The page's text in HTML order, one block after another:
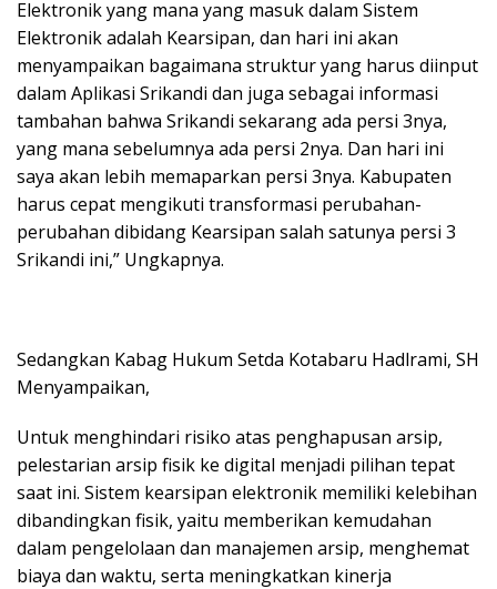
Elektronik yang mana yang masuk dalam Sistem
Elektronik adalah Kearsipan, dan hari ini akan
menyampaikan bagaimana struktur yang harus diinput
dalam Aplikasi Srikandi dan juga sebagai informasi
tambahan bahwa Srikandi sekarang ada persi 3nya,
yang mana sebelumnya ada persi 2nya. Dan hari ini
saya akan lebih memaparkan persi 3nya. Kabupaten
harus cepat mengikuti transformasi perubahan-
perubahan dibidang Kearsipan salah satunya persi 3
Srikandi ini,” Ungkapnya.
Sedangkan Kabag Hukum Setda Kotabaru Hadlrami, SH
Menyampaikan,
Untuk menghindari risiko atas penghapusan arsip,
pelestarian arsip fisik ke digital menjadi pilihan tepat
saat ini. Sistem kearsipan elektronik memiliki kelebihan
dibandingkan fisik, yaitu memberikan kemudahan
dalam pengelolaan dan manajemen arsip, menghemat
biaya dan waktu, serta meningkatkan kinerja